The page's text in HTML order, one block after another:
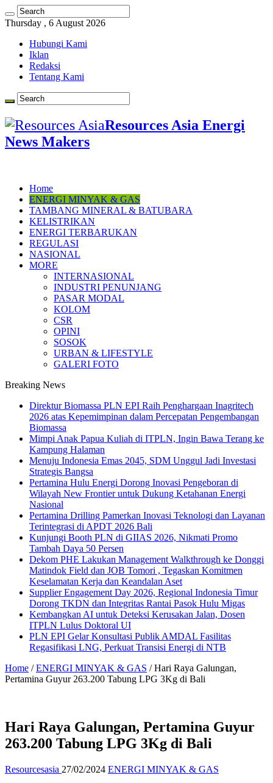
Thursday , 6 August 2026
Hubungi Kami
Iklan
Redaksi
Tentang Kami
Resources Asia Energi
News Makers
Home
ENERGI MINYAK & GAS
TAMBANG MINERAL & BATUBARA
KELISTRIKAN
ENERGI TERBARUKAN
REGULASI
NASIONAL
MORE
INTERNASIONAL
INDUSTRI PENUNJANG
PASAR MODAL
KOLOM
CSR
OPINI
SOSOK
URBAN & LIFESTYLE
GALERI FOTO
Breaking News
Direktur Biomassa PLN EPI Raih Penghargaan Inagritech
2026 atas Kepemimpinan dalam Percepatan Pengembangan
Biomassa
Mimpi Anak Papua Kuliah di ITPLN, Ingin Bawa Terang ke
Kampung Halaman
Menuju Indonesia Emas 2045, SDM Unggul Jadi Investasi
Strategis Bangsa
Pertamina Hulu Energi Dorong Inovasi Pengeboran di
Wilayah New Frontier untuk Dukung Ketahanan Energi
Nasional
Pertamina Drilling Pamerkan Inovasi Teknologi dan Layanan
Terintegrasi di APDT 2026 Bali
Kunjungi Booth PLN di GIIAS 2026, Nikmati Promo
Tambah Daya 50 Persen
Dekom PHE Lakukan Management Walkthrough ke Donggi
Matindok Field dan JOB Tomori , Tegaskan Komitmen
Keselamatan Kerja dan Keandalan Aset
Supplier Engagement Day 2026, Regional Indonesia Timur
Dorong TKDN dan Integritas Rantai Pasok Hulu Migas
Kembangkan AI untuk Deteksi Kerusakan Jalan, Dosen
ITPLN Lulus Doktoral UI
PLN EPI Gelar Konsultasi Publik AMDAL Fasilitas
Regasifikasi LNG, Perkuat Transisi Energi di NTB
Home / ENERGI MINYAK & GAS / Hari Raya Galungan,
Pertamina Guyur 263.200 Tabung LPG 3Kg di Bali
Hari Raya Galungan, Pertamina Guyur
263.200 Tabung LPG 3Kg di Bali
Resourcesasia 27/02/2024 ENERGI MINYAK & GAS